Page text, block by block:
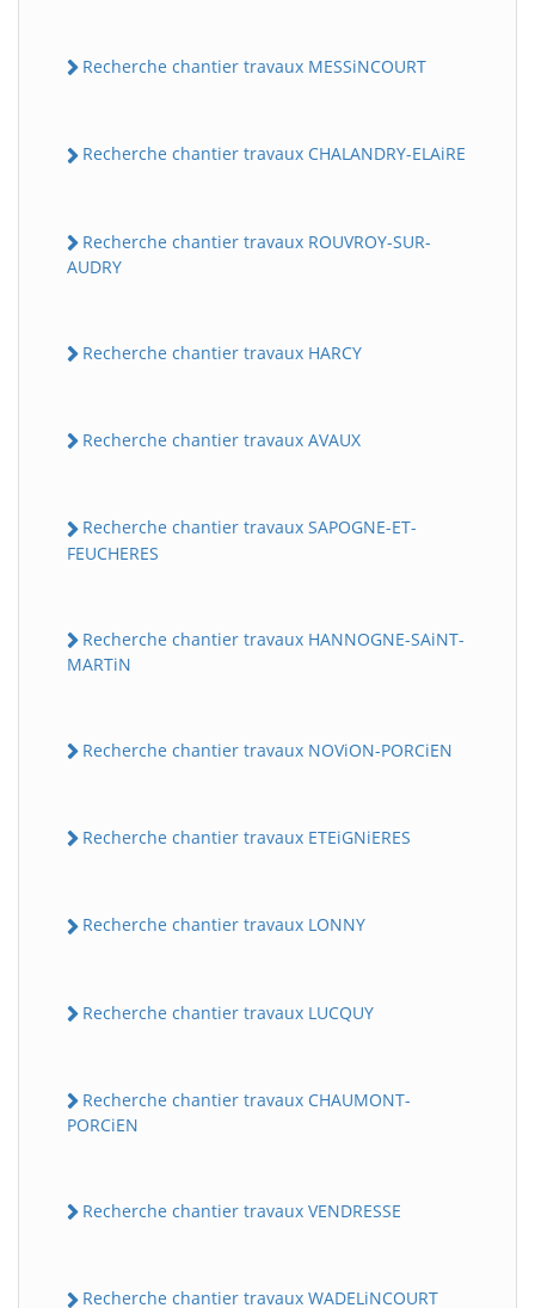
Recherche chantier travaux MESSiNCOURT
Recherche chantier travaux CHALANDRY-ELAiRE
Recherche chantier travaux ROUVROY-SUR-
AUDRY
Recherche chantier travaux HARCY
Recherche chantier travaux AVAUX
Recherche chantier travaux SAPOGNE-ET-
FEUCHERES
Recherche chantier travaux HANNOGNE-SAiNT-
MARTiN
Recherche chantier travaux NOViON-PORCiEN
Recherche chantier travaux ETEiGNiERES
Recherche chantier travaux LONNY
Recherche chantier travaux LUCQUY
Recherche chantier travaux CHAUMONT-
PORCiEN
Recherche chantier travaux VENDRESSE
Recherche chantier travaux WADELiNCOURT